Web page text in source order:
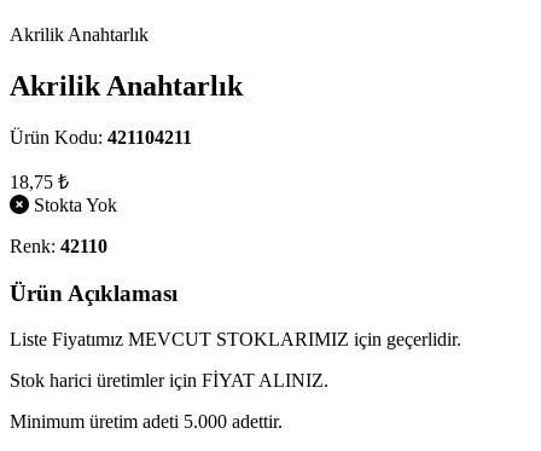
Akrilik Anahtarlık
Akrilik Anahtarlık
Ürün Kodu: 421104211
18,75 ₺
Stokta Yok
Renk: 42110
Ürün Açıklaması
Liste Fiyatımız MEVCUT STOKLARIMIZ için geçerlidir.
Stok harici üretimler için FİYAT ALINIZ.
Minimum üretim adeti 5.000 adettir.